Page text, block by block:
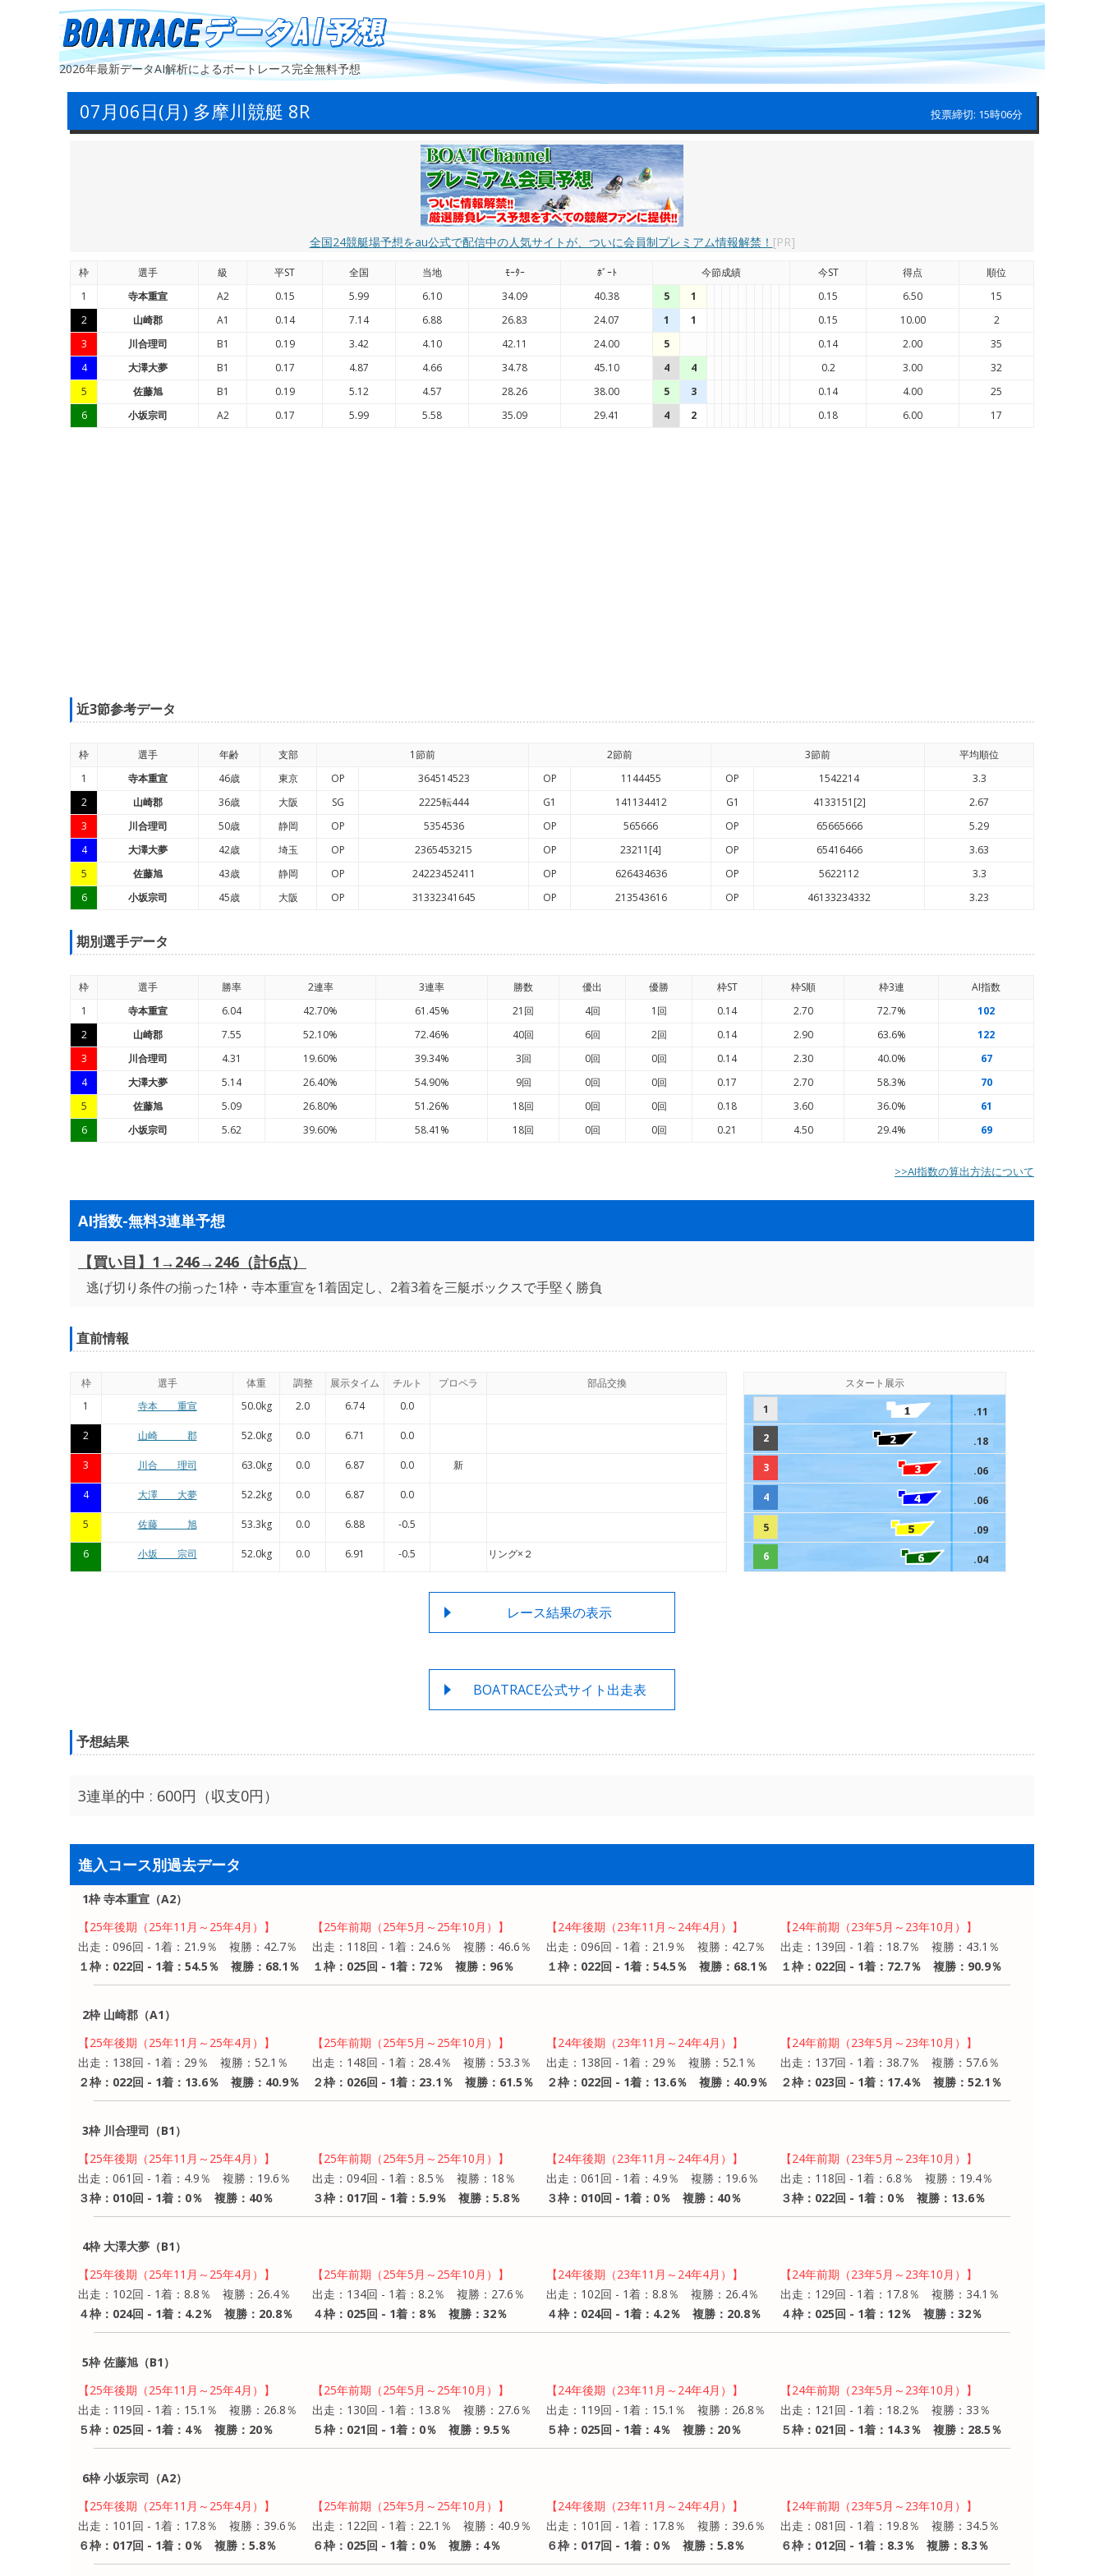
2026年最新データAI解析によるボートレース完全無料予想
07月06日(月) 多摩川競艇 8R 投票締切: 15時06分
全国24競艇場予想をau公式で配信中の人気サイトが、ついに会員制プレミアム情報解禁！ [PR]
枠 選手 級 平ST 全国 当地 ﾓｰﾀｰ ﾎﾞｰﾄ 今節成績 今ST 得点
順位
1
寺本重宣 A2 0.15 5.99 6.10 34.09 40.38 5 1 0.15 6.50
15
2
山崎郡 A1 0.14 7.14 6.88 26.83 24.07 1 1 0.15 10.00
2
3
川合理司 B1 0.19 3.42 4.10 42.11 24.00 5 0.14 2.00
35
4
大澤大夢 B1 0.17 4.87 4.66 34.78 45.10 4 4 0.2 3.00
32
5
佐藤旭 B1 0.19 5.12 4.57 28.26 38.00 5 3 0.14 4.00
25
6
小坂宗司 A2 0.17 5.99 5.58 35.09 29.41 4 2 0.18 6.00 17
近3節参考データ
枠 選手 年齢 支部 1節前 2節前 3節前 平均順位
1
寺本重宣 46歳 東京 OP 364514523 OP 1144455 OP 1542214
3.3
2
山崎郡 36歳 大阪 SG 2225転444 G1 141134412 G1 4133151[2]
2.67
3
川合理司 50歳 静岡 OP 5354536 OP 565666 OP 65665666
5.29
4
大澤大夢 42歳 埼玉 OP 2365453215 OP 23211[4] OP 65416466
3.63
5
佐藤旭 43歳 静岡 OP 24223452411 OP 626434636 OP 5622112
3.3
6
小坂宗司 45歳 大阪 OP 31332341645 OP 213543616 OP 46133234332 3.23
期別選手データ
枠 選手 勝率 2連率 3連率 勝数 優出 優勝 枠ST 枠S順 枠3連 AI指数
1
寺本重宣 6.04 42.70% 61.45% 21回 4回 1回 0.14 2.70 72.7%
102
2
山崎郡 7.55 52.10% 72.46% 40回 6回 2回 0.14 2.90 63.6%
122
3
川合理司 4.31 19.60% 39.34% 3回 0回 0回 0.14 2.30 40.0%
67
4
大澤大夢 5.14 26.40% 54.90% 9回 0回 0回 0.17 2.70 58.3%
70
5
佐藤旭 5.09 26.80% 51.26% 18回 0回 0回 0.18 3.60 36.0%
61
6
小坂宗司 5.62 39.60% 58.41% 18回 0回 0回 0.21 4.50 29.4% 69
>>AI指数の算出方法について
AI指数-無料3連単予想
【買い目】1→246→246（計6点）
逃げ切り条件の揃った1枠・寺本重宣を1着固定し、2着3着を三艇ボックスで手堅く勝負
直前情報
枠 選手 体重 調整 展示タイム チルト プロペラ
部品交換
1
寺本 重宣 50.0kg 2.0 6.74 0.0
2 山崎 郡 52.0kg 0.0 6.71 0.0
3 川合 理司 63.0kg 0.0 6.87 0.0 新
4 大澤 大夢 52.2kg 0.0 6.87 0.0
5 佐藤 旭 53.3kg 0.0 6.88 -0.5
6 小坂 宗司 52.0kg 0.0 6.91 -0.5 リング×２
スタート展示
1
.11
2
.18
3
.06
4
.06
5
.09
6
.04
レース結果の表示
BOATRACE公式サイト出走表
予想結果
3連単的中 : 600円（収支0円）
進入コース別過去データ
1枠 寺本重宣（A2）
【25年後期（25年11月～25年4月）】
出走：096回 - 1着：21.9％ 複勝：42.7％
１枠：022回 - 1着：54.5％ 複勝：68.1％
【25年前期（25年5月～25年10月）】
出走：118回 - 1着：24.6％ 複勝：46.6％
１枠：025回 - 1着：72％ 複勝：96％
【24年後期（23年11月～24年4月）】
出走：096回 - 1着：21.9％ 複勝：42.7％
１枠：022回 - 1着：54.5％ 複勝：68.1％
【24年前期（23年5月～23年10月）】
出走：139回 - 1着：18.7％ 複勝：43.1％
１枠：022回 - 1着：72.7％ 複勝：90.9％
2枠 山崎郡（A1）
【25年後期（25年11月～25年4月）】
出走：138回 - 1着：29％ 複勝：52.1％
２枠：022回 - 1着：13.6％ 複勝：40.9％
【25年前期（25年5月～25年10月）】
出走：148回 - 1着：28.4％ 複勝：53.3％
２枠：026回 - 1着：23.1％ 複勝：61.5％
【24年後期（23年11月～24年4月）】
出走：138回 - 1着：29％ 複勝：52.1％
２枠：022回 - 1着：13.6％ 複勝：40.9％
【24年前期（23年5月～23年10月）】
出走：137回 - 1着：38.7％ 複勝：57.6％
２枠：023回 - 1着：17.4％ 複勝：52.1％
3枠 川合理司（B1）
【25年後期（25年11月～25年4月）】
出走：061回 - 1着：4.9％ 複勝：19.6％
３枠：010回 - 1着：0％ 複勝：40％
【25年前期（25年5月～25年10月）】
出走：094回 - 1着：8.5％ 複勝：18％
３枠：017回 - 1着：5.9％ 複勝：5.8％
【24年後期（23年11月～24年4月）】
出走：061回 - 1着：4.9％ 複勝：19.6％
３枠：010回 - 1着：0％ 複勝：40％
【24年前期（23年5月～23年10月）】
出走：118回 - 1着：6.8％ 複勝：19.4％
３枠：022回 - 1着：0％ 複勝：13.6％
4枠 大澤大夢（B1）
【25年後期（25年11月～25年4月）】
出走：102回 - 1着：8.8％ 複勝：26.4％
４枠：024回 - 1着：4.2％ 複勝：20.8％
【25年前期（25年5月～25年10月）】
出走：134回 - 1着：8.2％ 複勝：27.6％
４枠：025回 - 1着：8％ 複勝：32％
【24年後期（23年11月～24年4月）】
出走：102回 - 1着：8.8％ 複勝：26.4％
４枠：024回 - 1着：4.2％ 複勝：20.8％
【24年前期（23年5月～23年10月）】
出走：129回 - 1着：17.8％ 複勝：34.1％
４枠：025回 - 1着：12％ 複勝：32％
5枠 佐藤旭（B1）
【25年後期（25年11月～25年4月）】
出走：119回 - 1着：15.1％ 複勝：26.8％
５枠：025回 - 1着：4％ 複勝：20％
【25年前期（25年5月～25年10月）】
出走：130回 - 1着：13.8％ 複勝：27.6％
５枠：021回 - 1着：0％ 複勝：9.5％
【24年後期（23年11月～24年4月）】
出走：119回 - 1着：15.1％ 複勝：26.8％
５枠：025回 - 1着：4％ 複勝：20％
【24年前期（23年5月～23年10月）】
出走：121回 - 1着：18.2％ 複勝：33％
５枠：021回 - 1着：14.3％ 複勝：28.5％
6枠 小坂宗司（A2）
【25年後期（25年11月～25年4月）】
出走：101回 - 1着：17.8％ 複勝：39.6％
６枠：017回 - 1着：0％ 複勝：5.8％
【25年前期（25年5月～25年10月）】
出走：122回 - 1着：22.1％ 複勝：40.9％
６枠：025回 - 1着：0％ 複勝：4％
【24年後期（23年11月～24年4月）】
出走：101回 - 1着：17.8％ 複勝：39.6％
６枠：017回 - 1着：0％ 複勝：5.8％
【24年前期（23年5月～23年10月）】
出走：081回 - 1着：19.8％ 複勝：34.5％
６枠：012回 - 1着：8.3％ 複勝：8.3％